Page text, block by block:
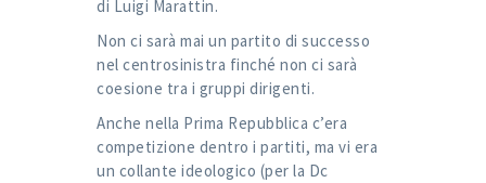
di Luigi Marattin.
Non ci sarà mai un partito di successo
nel centrosinistra finché non ci sarà
coesione tra i gruppi dirigenti.
Anche nella Prima Repubblica c’era
competizione dentro i partiti, ma vi era
un collante ideologico (per la Dc